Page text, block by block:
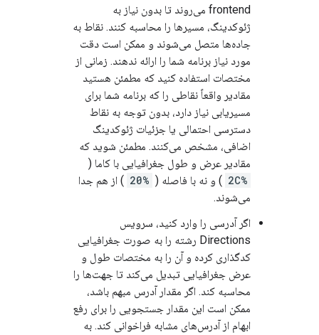
frontend می‌روند تا بدون نیاز به
ژئوکدینگ، مسیرها را محاسبه کنند. نقاط به
جاده‌ها متصل می‌شوند و ممکن است دقت
مورد نیاز برنامه شما را ارائه ندهند. زمانی از
مختصات استفاده کنید که مطمئن هستید
مقادیر واقعاً نقاطی را که برنامه شما برای
مسیریابی نیاز دارد، بدون توجه به نقاط
دسترسی احتمالی یا جزئیات ژئوکدینگ
اضافی، مشخص می‌کنند. مطمئن شوید که
مقادیر عرض و طول جغرافیایی با کاما (
%2C
) و نه با فاصله ( %20
) از هم جدا
می‌شوند.
اگر آدرسی را وارد کنید، سرویس
Directions رشته را به صورت جغرافیایی
کدگذاری کرده و آن را به مختصات طول و
عرض جغرافیایی تبدیل می‌کند تا جهت‌ها را
محاسبه کند. اگر مقدار آدرس مبهم باشد،
ممکن است این مقدار جستجویی را برای رفع
ابهام از آدرس‌های مشابه فراخوانی کند. به